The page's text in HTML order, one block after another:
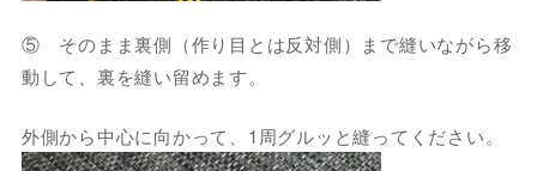
⑤ そのまま裏側（作り目とは反対側）まで縫いながら移
動して、裏を縫い留めます。
外側から中心に向かって、1周グルッと縫ってください。